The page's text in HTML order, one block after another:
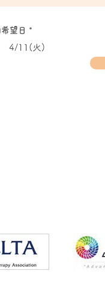
望日 *
4/11(火)